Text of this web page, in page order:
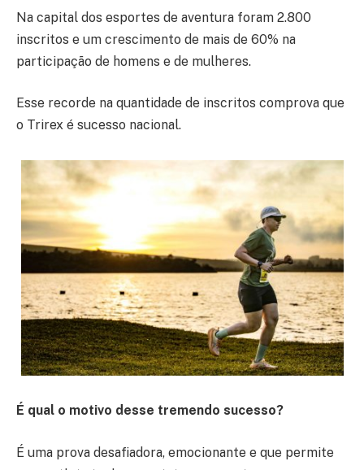
Na capital dos esportes de aventura foram 2.800
inscritos e um crescimento de mais de 60% na
participação de homens e de mulheres.
Esse recorde na quantidade de inscritos comprova que
o Trirex é sucesso nacional.
É qual o motivo desse tremendo sucesso?
É uma prova desafiadora, emocionante e que permite